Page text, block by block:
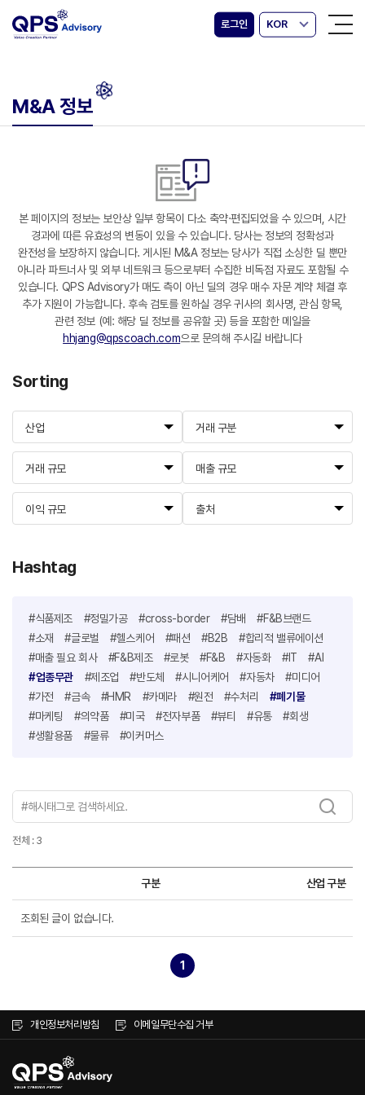
로그인 KOR
M&A 정보
본 페이지의 정보는 보안상 일부 항목이 다소 축약·편집되었을 수 있으며, 시간
경과에 따른 유효성의 변동이 있을 수 있습니다. 당사는 정보의 정확성과
완전성을 보장하지 않습니다. 게시된 M&A 정보는 당사가 직접 소싱한 딜 뿐만
아니라 파트너사 및 외부 네트워크 등으로부터 수집한 비독점 자료도 포함될 수
있습니다. QPS Advisory가 매도 측이 아닌 딜의 경우 매수 자문 계약 체결 후
추가 지원이 가능합니다. 후속 검토를 원하실 경우 귀사의 회사명, 관심 항목,
관련 정보 (예: 해당 딜 정보를 공유할 곳) 등을 포함한 메일을
hhjang@qpscoach.com으로 문의해 주시길 바랍니다
Sorting
산업 거래 구분
거래 규모 매출 규모
이익 규모 출처
Hashtag
#식품제조 #정밀가공 #cross-border #담배
#F&B브랜드
#소재
#글로벌 #헬스케어 #패션 #B2B
#합리적 밸류에이션
#매출 필요 회사
#F&B제조 #로봇 #F&B #자동화 #IT
#AI
#업종무관
#제조업 #반도체 #시니어케어 #자동차
#미디어
#가전
#금속 #HMR #카메라 #원전 #수처리
#폐기물
#마케팅
#의약품 #미국 #전자부품 #뷰티 #유통
#회생
#생활용품
#물류 #이커머스
전체 : 3
구분 산업 구분
조회된 글이 없습니다.
1
개인정보처리방침 이메일무단수집 거부